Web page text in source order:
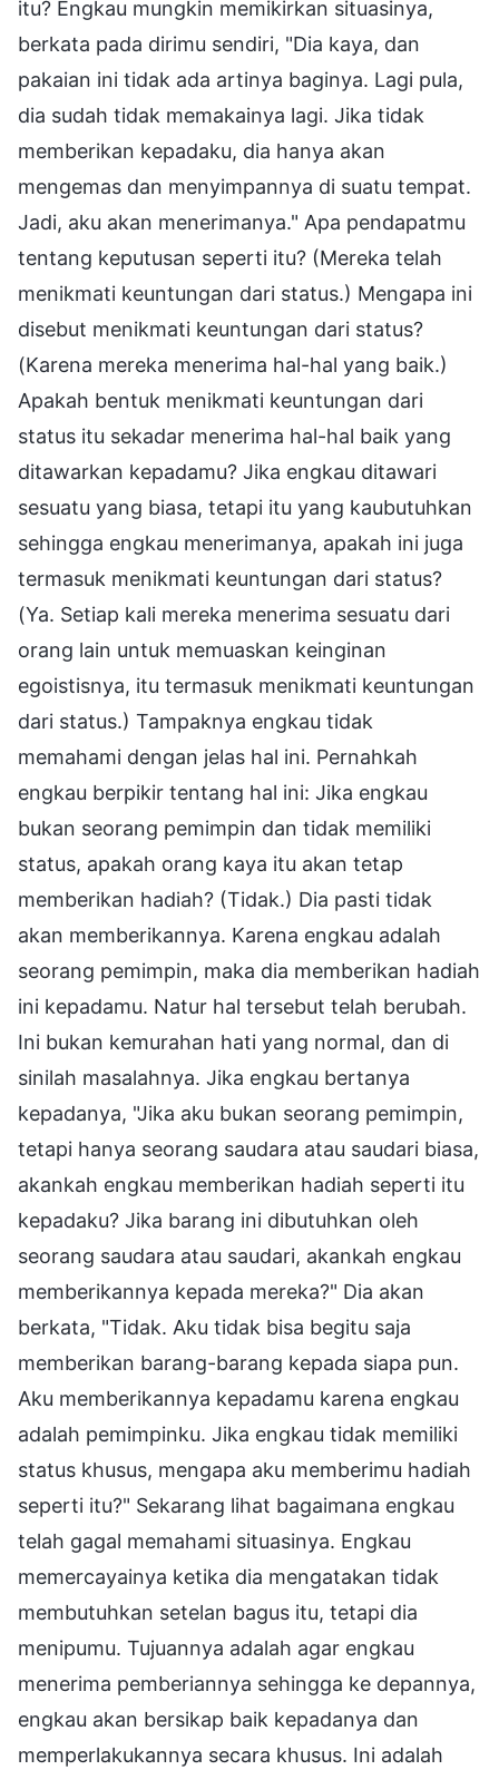
itu? Engkau mungkin memikirkan situasinya,
berkata pada dirimu sendiri, "Dia kaya, dan
pakaian ini tidak ada artinya baginya. Lagi pula,
dia sudah tidak memakainya lagi. Jika tidak
memberikan kepadaku, dia hanya akan
mengemas dan menyimpannya di suatu tempat.
Jadi, aku akan menerimanya." Apa pendapatmu
tentang keputusan seperti itu? (Mereka telah
menikmati keuntungan dari status.) Mengapa ini
disebut menikmati keuntungan dari status?
(Karena mereka menerima hal-hal yang baik.)
Apakah bentuk menikmati keuntungan dari
status itu sekadar menerima hal-hal baik yang
ditawarkan kepadamu? Jika engkau ditawari
sesuatu yang biasa, tetapi itu yang kaubutuhkan
sehingga engkau menerimanya, apakah ini juga
termasuk menikmati keuntungan dari status?
(Ya. Setiap kali mereka menerima sesuatu dari
orang lain untuk memuaskan keinginan
egoistisnya, itu termasuk menikmati keuntungan
dari status.) Tampaknya engkau tidak
memahami dengan jelas hal ini. Pernahkah
engkau berpikir tentang hal ini: Jika engkau
bukan seorang pemimpin dan tidak memiliki
status, apakah orang kaya itu akan tetap
memberikan hadiah? (Tidak.) Dia pasti tidak
akan memberikannya. Karena engkau adalah
seorang pemimpin, maka dia memberikan hadiah
ini kepadamu. Natur hal tersebut telah berubah.
Ini bukan kemurahan hati yang normal, dan di
sinilah masalahnya. Jika engkau bertanya
kepadanya, "Jika aku bukan seorang pemimpin,
tetapi hanya seorang saudara atau saudari biasa,
akankah engkau memberikan hadiah seperti itu
kepadaku? Jika barang ini dibutuhkan oleh
seorang saudara atau saudari, akankah engkau
memberikannya kepada mereka?" Dia akan
berkata, "Tidak. Aku tidak bisa begitu saja
memberikan barang-barang kepada siapa pun.
Aku memberikannya kepadamu karena engkau
adalah pemimpinku. Jika engkau tidak memiliki
status khusus, mengapa aku memberimu hadiah
seperti itu?" Sekarang lihat bagaimana engkau
telah gagal memahami situasinya. Engkau
memercayainya ketika dia mengatakan tidak
membutuhkan setelan bagus itu, tetapi dia
menipumu. Tujuannya adalah agar engkau
menerima pemberiannya sehingga ke depannya,
engkau akan bersikap baik kepadanya dan
memperlakukannya secara khusus. Ini adalah